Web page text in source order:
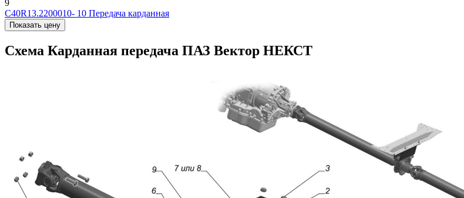
9
C40R13.2200010- 10 Передача карданная
Показать цену
Схема Карданная передача ПАЗ Вектор НЕКСТ